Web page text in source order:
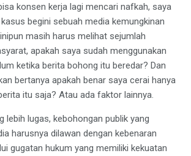
konsen kerja lagi mencari nafkah, saya
begini sebuah media kemungkinan
masih harus melihat sejumlah
apakah saya sudah menggunakan
ketika berita bohong itu beredar? Dan
bertanya apakah benar saya cerai hanya
itu saja? Atau ada faktor lainnya.
lebih lugas, kebohongan publik yang
harusnya dilawan dengan kebenaran
gugatan hukum yang memiliki kekuatan